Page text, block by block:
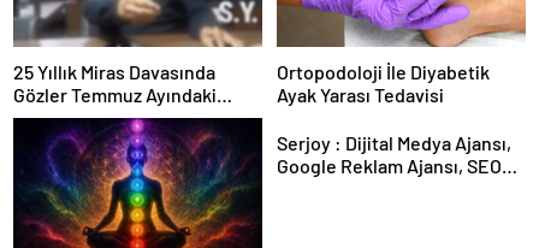
25 Yıllık Miras Davasında
Gözler Temmuz Ayındaki
Karar Duruşmasına Çevrildi
Ortopodoloji İle Diyabetik
Ayak Yarası Tedavisi
Serjoy : Dijital Medya Ajansı,
Google Reklam Ajansı, SEO